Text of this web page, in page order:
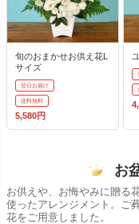
旬のおまかせお供え花L
サイズ
翌日お届け
送料無料
5,580円
お
お供えや、お悔やみに贈る
使ったアレンジメント。ご
花をご用意しました。